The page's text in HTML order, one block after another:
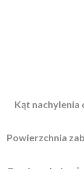
Kąt nachylenia
Powierzchnia